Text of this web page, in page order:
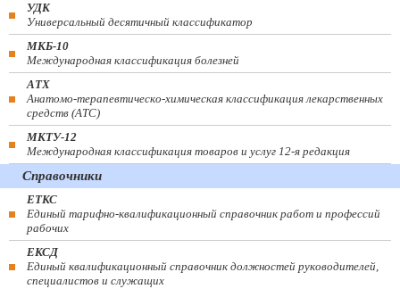
УДК
Универсальный десятичный классификатор
МКБ-10
Международная классификация болезней
АТХ
Анатомо-терапевтическо-химическая классификация лекарственных
средств (ATC)
МКТУ-12
Международная классификация товаров и услуг 12-я редакция
Справочники
ЕТКС
Единый тарифно-квалификационный справочник работ и профессий
рабочих
ЕКСД
Единый квалификационный справочник должностей руководителей,
специалистов и служащих